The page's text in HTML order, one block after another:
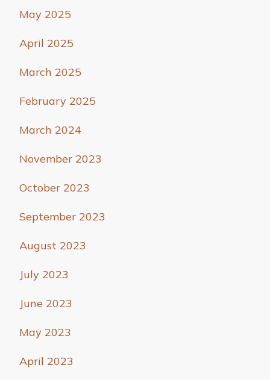
May 2025
April 2025
March 2025
February 2025
March 2024
November 2023
October 2023
September 2023
August 2023
July 2023
June 2023
May 2023
April 2023